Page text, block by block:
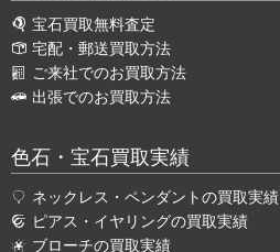
宝石買取無料査定
宅配・郵送買取方法
ご来社でのお買取方法
出張でのお買取方法
色石・宝石買取実績
ネックレス・ペンダントの買取実績
ピアス・イヤリングの買取実績
ブローチの買取実績